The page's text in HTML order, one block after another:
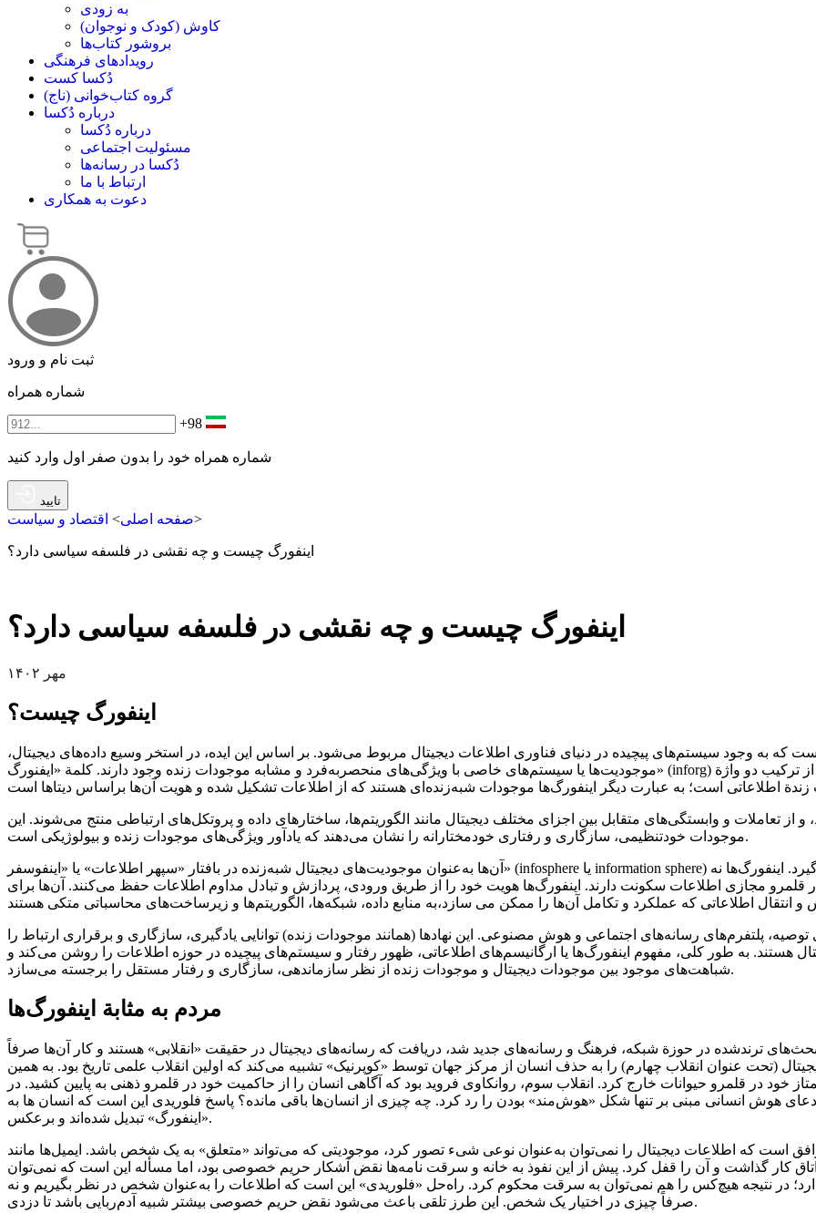
به زودی
کاوش (کودک و ‌نوجوان)
بروشور کتاب‌ها
رویدادهای فرهنگی
دُکسا کست
گروه کتاب‌خوانی (ناج)
درباره دُکسا
درباره دُکسا
مسئولیت اجتماعی
دُکسا در رسانه‌ها
ارتباط با ما
دعوت به همکاری
ثبت نام و ورود
شماره همراه
+98
شماره همراه خود را بدون صفر اول وارد کنید
تایید
صفحه اصلی> اقتصاد و سیاست >
اینفورگ چیست و چه نقشی در فلسفه سیاسی دارد؟
اینفورگ چیست و چه نقشی در فلسفه سیاسی دارد؟
مهر ۱۴۰۲
اینفورگ چیست؟
که به وجود سیستم‌های پیچیده در دنیای فناوری اطلاعات دیجیتال مربوط می‌شود. بر اساس این ایده، در استخر وسیع داده‌های دیجیتال،
موجودیت‌ها یا سیستم‌های خاصی با ویژگی‌های منحصربه‌فرد و مشابه موجودات زنده وجود دارند. کلمة «ایفنورگ» (inforg) از ترکیب دو واژة information و organism تشکیل شده و معادل با ارگانیسم‌ها یا
و از تعاملات و وابستگی‌های متقابل بین اجزای مختلف دیجیتال مانند الگوریتم‌ها، ساختارهای داده و پروتکل‌های ارتباطی منتج می‌شوند. این
موجودات خودتنظیمی، سازگاری و رفتاری خودمختارانه را نشان می‌دهند که یادآور ویژگی‌های موجودات زنده و بیولوژیکی است.
آن‌ها به‌عنوان موجودیت‌های دیجیتال شبه‌زنده در بافتار «سپهر اطلاعات» یا «اینفوسفر» (infosphere یا information sphere) ظاهر می‌شوند که تمام اطلاعات دیجیتال و محیط آن را در بر می‌گیرد. اینفورگ‌ها نه
قلمرو مجازی اطلاعات سکونت دارند. اینفورگ‌ها هویت خود را از طریق ورودی، پردازش و تبادل مداوم اطلاعات حفظ می‌کنند. آن‌ها برای
پلتفرم‌های رسانه‌های اجتماعی و هوش مصنوعی. این نهادها (همانند موجودات زنده) توانایی یادگیری، سازگاری و برقراری ارتباط را
هستند. به طور کلی، مفهوم اینفورگ‌ها یا ارگانیسم‌های اطلاعاتی، ظهور رفتار و سیستم‌های پیچیده در حوزه اطلاعات را روشن می‌کند و
شباهت‌های موجود بین موجودات دیجیتال و موجودات زنده از نظر سازماندهی، سازگاری و رفتار مستقل را برجسته می‌سازد.
مردم به مثابة اینفورگ‌ها
ترندشده در حوزة شبکه، فرهنگ و رسانه‌های جدید شد، دریافت که رسانه‌های دیجیتال در حقیقت «انقلابی» هستند و کار آن‌ها صرفاً
(تحت عنوان انقلاب چهارم) را به حذف انسان از مرکز جهان توسط «کوپرنیک» تشبیه می‌کند که اولین انقلاب علمی تاریخ بود. به همین
خود در قلمرو حیوانات خارج کرد. انقلاب سوم، روانکاوی فروید بود که آگاهی انسان را از حاکمیت خود در قلمرو ذهنی به پایین کشید. در
هوش انسانی مبنی بر تنها شکل «هوش‌مند» بودن را رد کرد. چه چیزی از انسان‌ها باقی مانده؟ پاسخ فلوریدی این است که انسان ها به
«اینفورگ» تبدیل شده‌اند و برعکس.
است که اطلاعات دیجیتال را نمی‌توان به‌عنوان نوعی شیء تصور کرد، موجودیتی که می‌تواند «متعلق» به یک شخص باشد. ایمیل‌ها مانند
کار گذاشت و آن را قفل کرد. پیش از این نفوذ به خانه و سرقت نامه‌ها نقض آشکار حریم خصوصی بود، اما مسأله این است که نمی‌توان
دارد؛ در نتیجه هیچ‌کس را هم نمی‌توان به سرقت محکوم کرد. راه‌حل «فلوریدی» این است که اطلاعات را به‌عنوان شخص در نظر بگیریم و نه
صرفاً چیزی در اختیار یک شخص. این طرز تلقی باعث می‌شود نقض حریم خصوصی بیشتر شبیه آدم‌ربایی باشد تا دزدی.